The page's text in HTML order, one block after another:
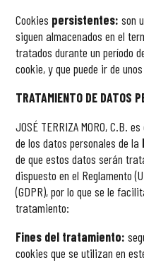
Cookies persistentes:son
siguen almacenados en el
tratados durante un período
cookie, y que puede ir de
TRATAMIENTO DE DATOS
JOSÉ TERRIZA MORO, C.B. es
de los datos personales de la
de que estos datos serán
dispuesto en el Reglamento
(GDPR), por lo que se le
tratamiento:
Fines del tratamiento:
cookiesque se utilizan en